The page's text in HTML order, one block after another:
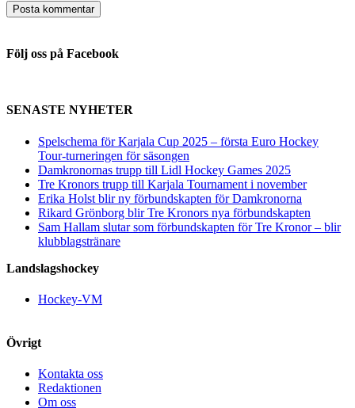
Följ oss på Facebook
SENASTE NYHETER
Spelschema för Karjala Cup 2025 – första Euro Hockey
Tour-turneringen för säsongen
Damkronornas trupp till Lidl Hockey Games 2025
Tre Kronors trupp till Karjala Tournament i november
Erika Holst blir ny förbundskapten för Damkronorna
Rikard Grönborg blir Tre Kronors nya förbundskapten
Sam Hallam slutar som förbundskapten för Tre Kronor – blir
klubblagstränare
Landslagshockey
Hockey-VM
Övrigt
Kontakta oss
Redaktionen
Om oss